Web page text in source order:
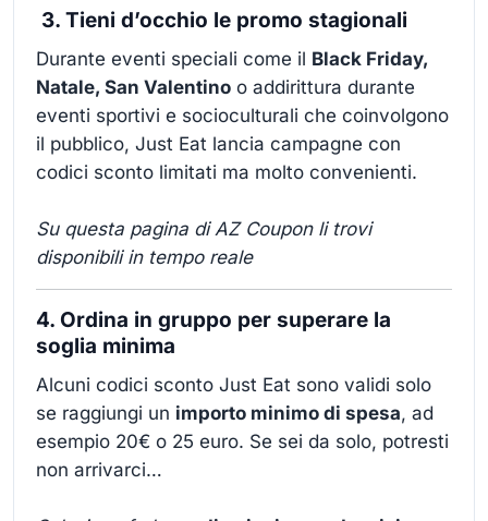
3. Tieni d’occhio le promo stagionali
Durante eventi speciali come il Black Friday,
Natale, San Valentino o addirittura durante
eventi sportivi e socioculturali che coinvolgono
il pubblico, Just Eat lancia campagne con
codici sconto limitati ma molto convenienti.
Su questa pagina di AZ Coupon li trovi
disponibili in tempo reale
4. Ordina in gruppo per superare la
soglia minima
Alcuni codici sconto Just Eat sono validi solo
se raggiungi un importo minimo di spesa, ad
esempio 20€ o 25 euro. Se sei da solo, potresti
non arrivarci…